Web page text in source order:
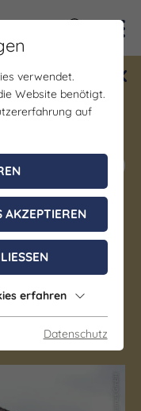
Saale-
- 18.12.
Jetzt mitmachen
und
Bad
verwendet.
Website benötigt.
auf
AKZEPTIEREN
erfahren
Datenschutz